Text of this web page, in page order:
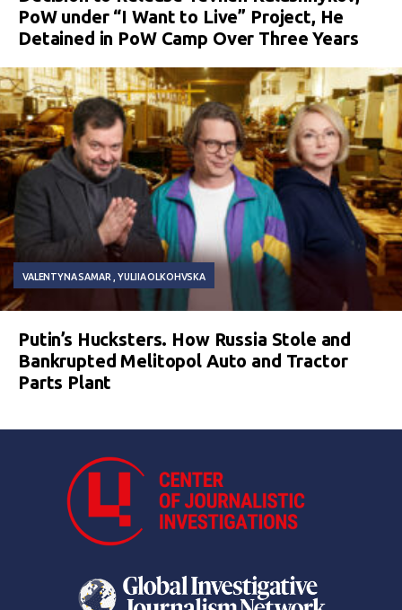
PoW under “I Want to Live” Project, He
Detained in PoW Camp Over Three Years
VALENTYNA SAMAR YULIIA OLKOHVSKA
Putin’s Hucksters. How Russia Stole and
Bankrupted Melitopol Auto and Tractor
Parts Plant